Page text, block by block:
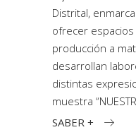
Distrital,
ofrecer
producción a
desarrollan
distintas
muestra
SABER +